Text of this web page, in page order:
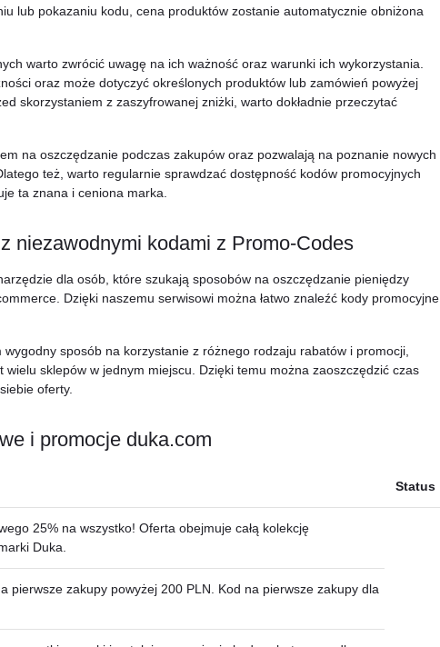
lub pokazaniu kodu, cena produktów zostanie automatycznie obniżona
warto zwrócić uwagę na ich ważność oraz warunki ich wykorzystania.
oraz może dotyczyć określonych produktów lub zamówień powyżej
skorzystaniem z zaszyfrowanej zniżki, warto dokładnie przeczytać
na oszczędzanie podczas zakupów oraz pozwalają na poznanie nowych
też, warto regularnie sprawdzać dostępność kodów promocyjnych
ta znana i ceniona marka.
niezawodnymi kodami z Promo-Codes
dla osób, które szukają sposobów na oszczędzanie pieniędzy
Dzięki naszemu serwisowi można łatwo znaleźć kody promocyjne
sposób na korzystanie z różnego rodzaju rabatów i promocji,
sklepów w jednym miejscu. Dzięki temu można zaoszczędzić czas
oferty.
i promocje duka.com
Status
25% na wszystko! Oferta obejmuje całą kolekcję
Duka.
pierwsze zakupy powyżej 200 PLN. Kod na pierwsze zakupy dla